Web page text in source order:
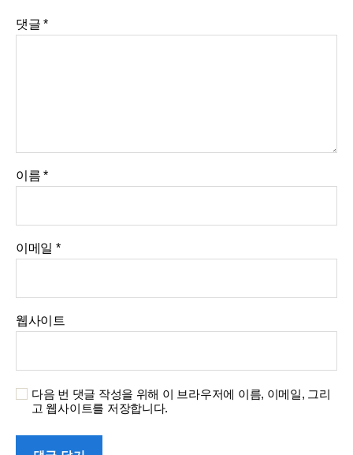
댓글*
이름*
이메일 *
웹사이트
다음 번 댓글 작성을 위해 이 브라우저에 이름, 이메일, 그리
고 웹사이트를 저장합니다.